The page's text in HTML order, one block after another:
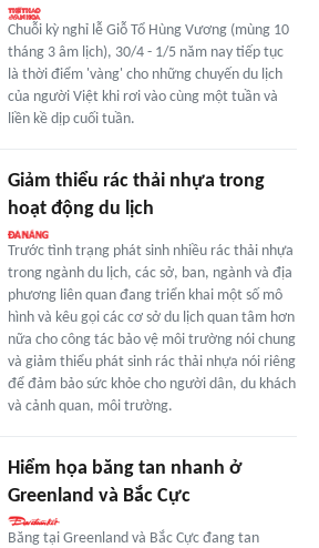
Chuỗi kỳ nghỉ lễ Giỗ Tổ Hùng Vương (mùng 10
tháng 3 âm lịch), 30/4 - 1/5 năm nay tiếp tục
là thời điểm 'vàng' cho những chuyến du lịch
của người Việt khi rơi vào cùng một tuần và
liền kề dịp cuối tuần.
Giảm thiểu rác thải nhựa trong
hoạt động du lịch
Trước tình trạng phát sinh nhiều rác thải nhựa
trong ngành du lịch, các sở, ban, ngành và địa
phương liên quan đang triển khai một số mô
hình và kêu gọi các cơ sở du lịch quan tâm hơn
nữa cho công tác bảo vệ môi trường nói chung
và giảm thiểu phát sinh rác thải nhựa nói riêng
để đảm bảo sức khỏe cho người dân, du khách
và cảnh quan, môi trường.
Hiểm họa băng tan nhanh ở
Greenland và Bắc Cực
Băng tại Greenland và Bắc Cực đang tan